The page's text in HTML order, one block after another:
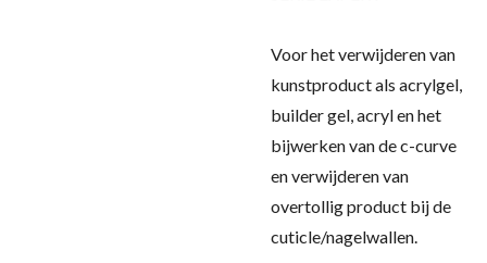
Voor het verwijderen van
kunstproduct als acrylgel,
builder gel, acryl en het
bijwerken van de c-curve
en verwijderen van
overtollig product bij de
cuticle/nagelwallen.